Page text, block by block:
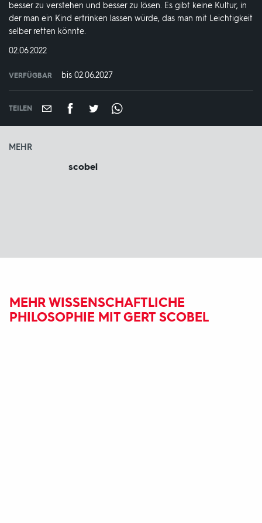
besser zu verstehen und besser zu lösen. Es gibt keine Kultur, in
der man ein Kind ertrinken lassen würde, das man mit Leichtigkeit
selber retten könnte.
DATUM:
02.06.2022
VERFÜGBAR bis 02.06.2027
TEILEN
MEHR
scobel
MEHR WISSENSCHAFTLICHE
PHILOSOPHIE MIT GERT SCOBEL